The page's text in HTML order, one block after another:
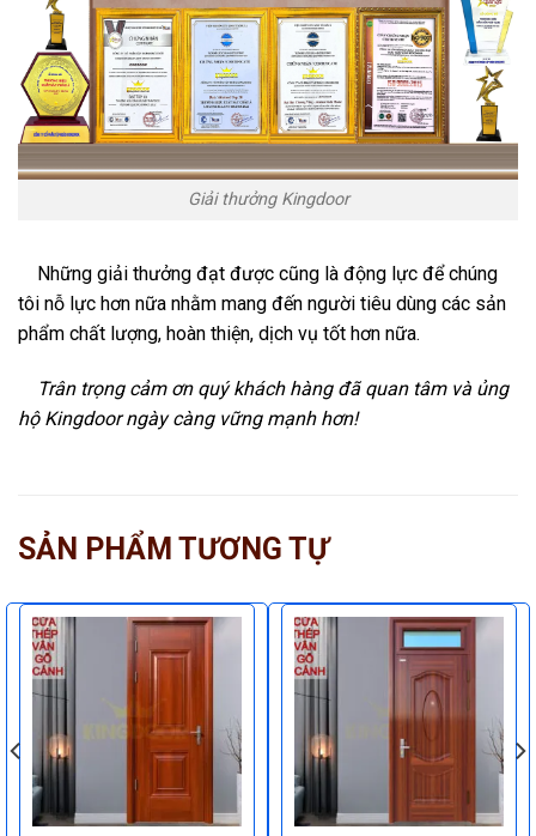
Giải thưởng Kingdoor
Những giải thưởng đạt được cũng là động lực để chúng
tôi nỗ lực hơn nữa nhằm mang đến người tiêu dùng các sản
phẩm chất lượng, hoàn thiện, dịch vụ tốt hơn nữa.
Trân trọng cảm ơn quý khách hàng đã quan tâm và ủng
hộ Kingdoor ngày càng vững mạnh hơn!
SẢN PHẨM TƯƠNG TỰ